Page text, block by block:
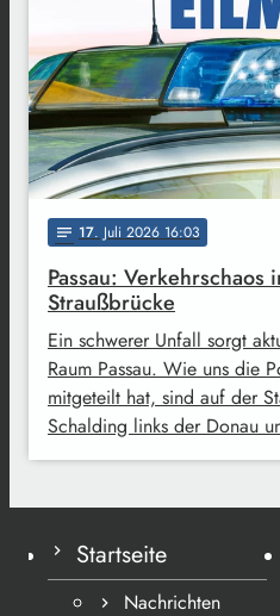
notes 17. Juli 2026 16:03
Passau: Verkehrschaos
Straußbrücke
Ein schwerer Unfall sorgt
Raum Passau. Wie uns die
mitgeteilt hat, sind auf der
Schalding links der Donau
Startseite
Nachrichten